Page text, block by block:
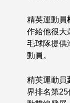
精英運動員
作給他很大
毛球隊提供
動員。
精英運動員
界排名第